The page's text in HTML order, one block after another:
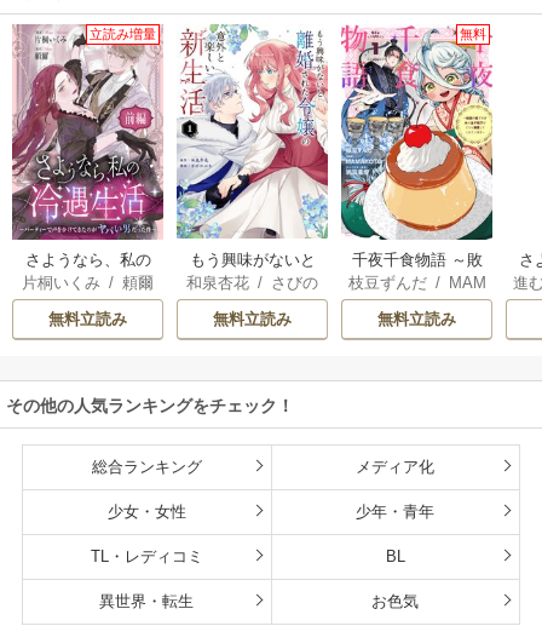
立読み増量
さようなら、私の
冷遇生活 ～パーテ
ィーで声をかけて
きたのがヤバい男
片桐いくみ / 頼爾
無料立読み
もう興味がないと
離婚された令嬢の
意外と楽しい新生
活
和泉杏花 / さびの
ぶち
無料立読み
無料
千夜千食物語 ～敗
国の姫ですが氷の
皇子殿下がどうも
溺愛してくれてい
枝豆ずんだ/ MAM
AKOTO/鴉羽凛燈
無料立読み
さ
な
進
その他の人気ランキングをチェック！
総合ランキング メディア化
少女・女性 少年・青年
TL・レディコミ BL
異世界・転生 お色気